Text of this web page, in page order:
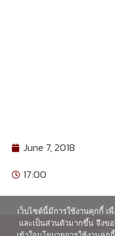
June 7, 2018
17:00
เว็บไซต์นี้มีการใช้งานคุกกี้ เ
และเป็นส่วนตัวมากขึ้น จึงข